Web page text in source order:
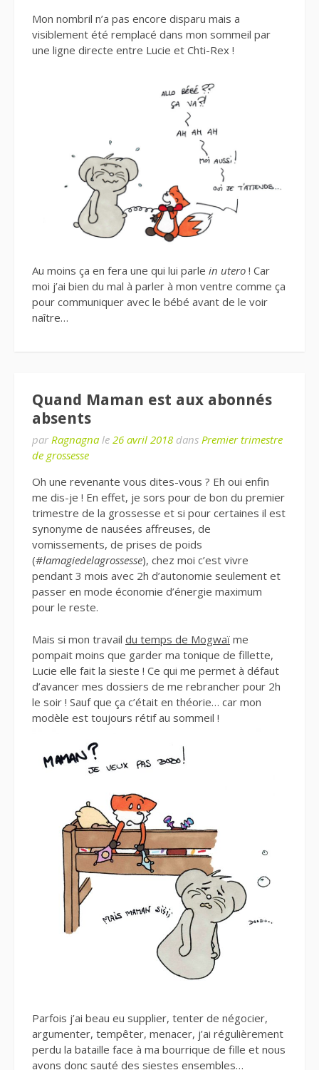
Mon nombril n’a pas encore disparu mais a
visiblement été remplacé dans mon sommeil par
une ligne directe entre Lucie et Chti-Rex !
Au moins ça en fera une qui lui parle in utero ! Car
moi j’ai bien du mal à parler à mon ventre comme ça
pour communiquer avec le bébé avant de le voir
naître…
Quand Maman est aux abonnés
absents
par Ragnagna le 26 avril 2018 dans Premier trimestre
de grossesse
Oh une revenante vous dites-vous ? Eh oui enfin
me dis-je ! En effet, je sors pour de bon du premier
trimestre de la grossesse et si pour certaines il est
synonyme de nausées affreuses, de
vomissements, de prises de poids
(#lamagiedelagrossesse), chez moi c’est vivre
pendant 3 mois avec 2h d’autonomie seulement et
passer en mode économie d’énergie maximum
pour le reste.
Mais si mon travail du temps de Mogwaï me
pompait moins que garder ma tonique de fillette,
Lucie elle fait la sieste ! Ce qui me permet à défaut
d’avancer mes dossiers de me rebrancher pour 2h
le soir ! Sauf que ça c’était en théorie… car mon
modèle est toujours rétif au sommeil !
Parfois j’ai beau eu supplier, tenter de négocier,
argumenter, tempêter, menacer, j’ai régulièrement
perdu la bataille face à ma bourrique de fille et nous
avons donc sauté des siestes ensembles…